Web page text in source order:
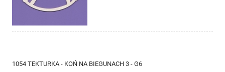
1054 TEKTURKA - KOŃ NA BIEGUNACH 3 - G6